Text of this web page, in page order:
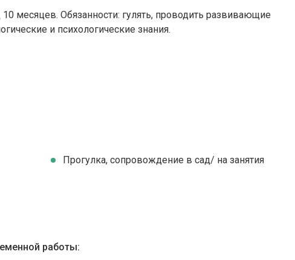
месяцев. Обязанности: гулять, проводить развивающие
и психологические знания.
Прогулка, сопровождение в сад/ на занятия
работы: